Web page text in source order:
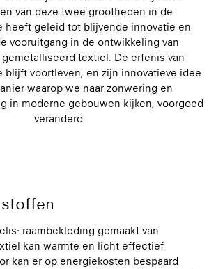
van deze twee grootheden in de
heeft geleid tot blijvende innovatie en
vooruitgang in de ontwikkeling van
textiel. De erfenis van
blijft voortleven, en zijn innovatieve idee
waarop we naar zonwering en
in moderne gebouwen kijken, voorgoed
veranderd.
raambekleding gemaakt van
kan warmte en licht effectief
kan er op energiekosten bespaard